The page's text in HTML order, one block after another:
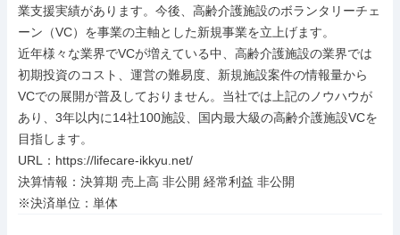
業支援実績があります。今後、高齢介護施設のボランタリーチェ
ーン（VC）を事業の主軸とした新規事業を立上げます。
近年様々な業界でVCが増えている中、高齢介護施設の業界では
初期投資のコスト、運営の難易度、新規施設案件の情報量から
VCでの展開が普及しておりません。当社では上記のノウハウが
あり、3年以内に14社100施設、国内最大級の高齢介護施設VCを
目指します。
URL：https://lifecare-ikkyu.net/
決算情報：決算期 売上高 非公開 経常利益 非公開
※決済単位：単体